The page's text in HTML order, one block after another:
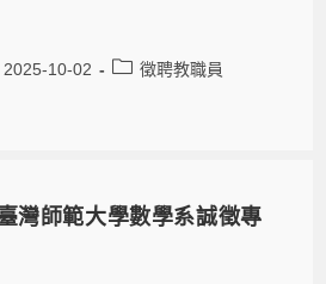
2025-10-02 徵聘教職員
灣師範大學數學系誠徵專